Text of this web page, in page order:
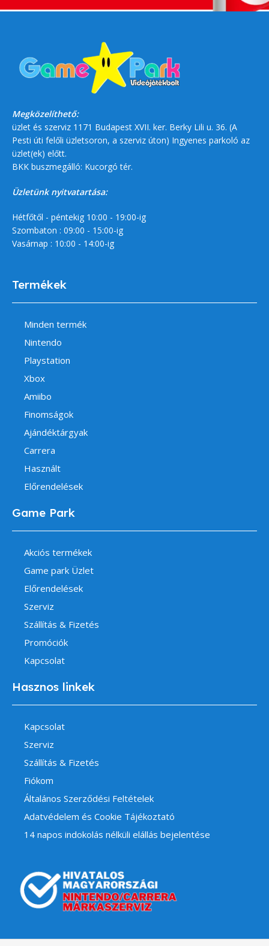
Megközelíthető:
üzlet és szerviz 1171 Budapest XVII. ker. Berky Lili u. 36. (A
Pesti úti felőli üzletsoron, a szerviz úton) Ingyenes parkoló az
üzlet(ek) előtt.
BKK buszmegálló: Kucorgó tér.
Üzletünk nyitvatartása:
Hétfőtől - péntekig 10:00 - 19:00-ig
Szombaton : 09:00 - 15:00-ig
Vasárnap : 10:00 - 14:00-ig
Termékek
Minden termék
Nintendo
Playstation
Xbox
Amiibo
Finomságok
Ajándéktárgyak
Carrera
Használt
Előrendelések
Game Park
Akciós termékek
Game park Üzlet
Előrendelések
Szerviz
Szállítás & Fizetés
Promóciók
Kapcsolat
Hasznos linkek
Kapcsolat
Szerviz
Szállítás & Fizetés
Fiókom
Általános Szerződési Feltételek
Adatvédelem és Cookie Tájékoztató
14 napos indokolás nélküli elállás bejelentése